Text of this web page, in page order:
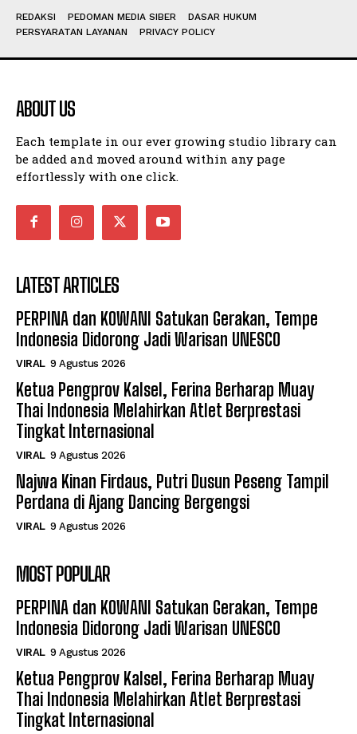
REDAKSI PEDOMAN MEDIA SIBER
DASAR HUKUM
PERSYARATAN LAYANAN
PRIVACY POLICY
ABOUT US
Each template in our ever growing studio library can
be added and moved around within any page
effortlessly with one click.
LATEST ARTICLES
PERPINA dan KOWANI Satukan Gerakan, Tempe
Indonesia Didorong Jadi Warisan UNESCO
VIRAL 9 Agustus 2026
Ketua Pengprov Kalsel, Ferina Berharap Muay
Thai Indonesia Melahirkan Atlet Berprestasi
Tingkat Internasional
VIRAL 9 Agustus 2026
Najwa Kinan Firdaus, Putri Dusun Peseng Tampil
Perdana di Ajang Dancing Bergengsi
VIRAL 9 Agustus 2026
MOST POPULAR
PERPINA dan KOWANI Satukan Gerakan, Tempe
Indonesia Didorong Jadi Warisan UNESCO
VIRAL 9 Agustus 2026
Ketua Pengprov Kalsel, Ferina Berharap Muay
Thai Indonesia Melahirkan Atlet Berprestasi
Tingkat Internasional